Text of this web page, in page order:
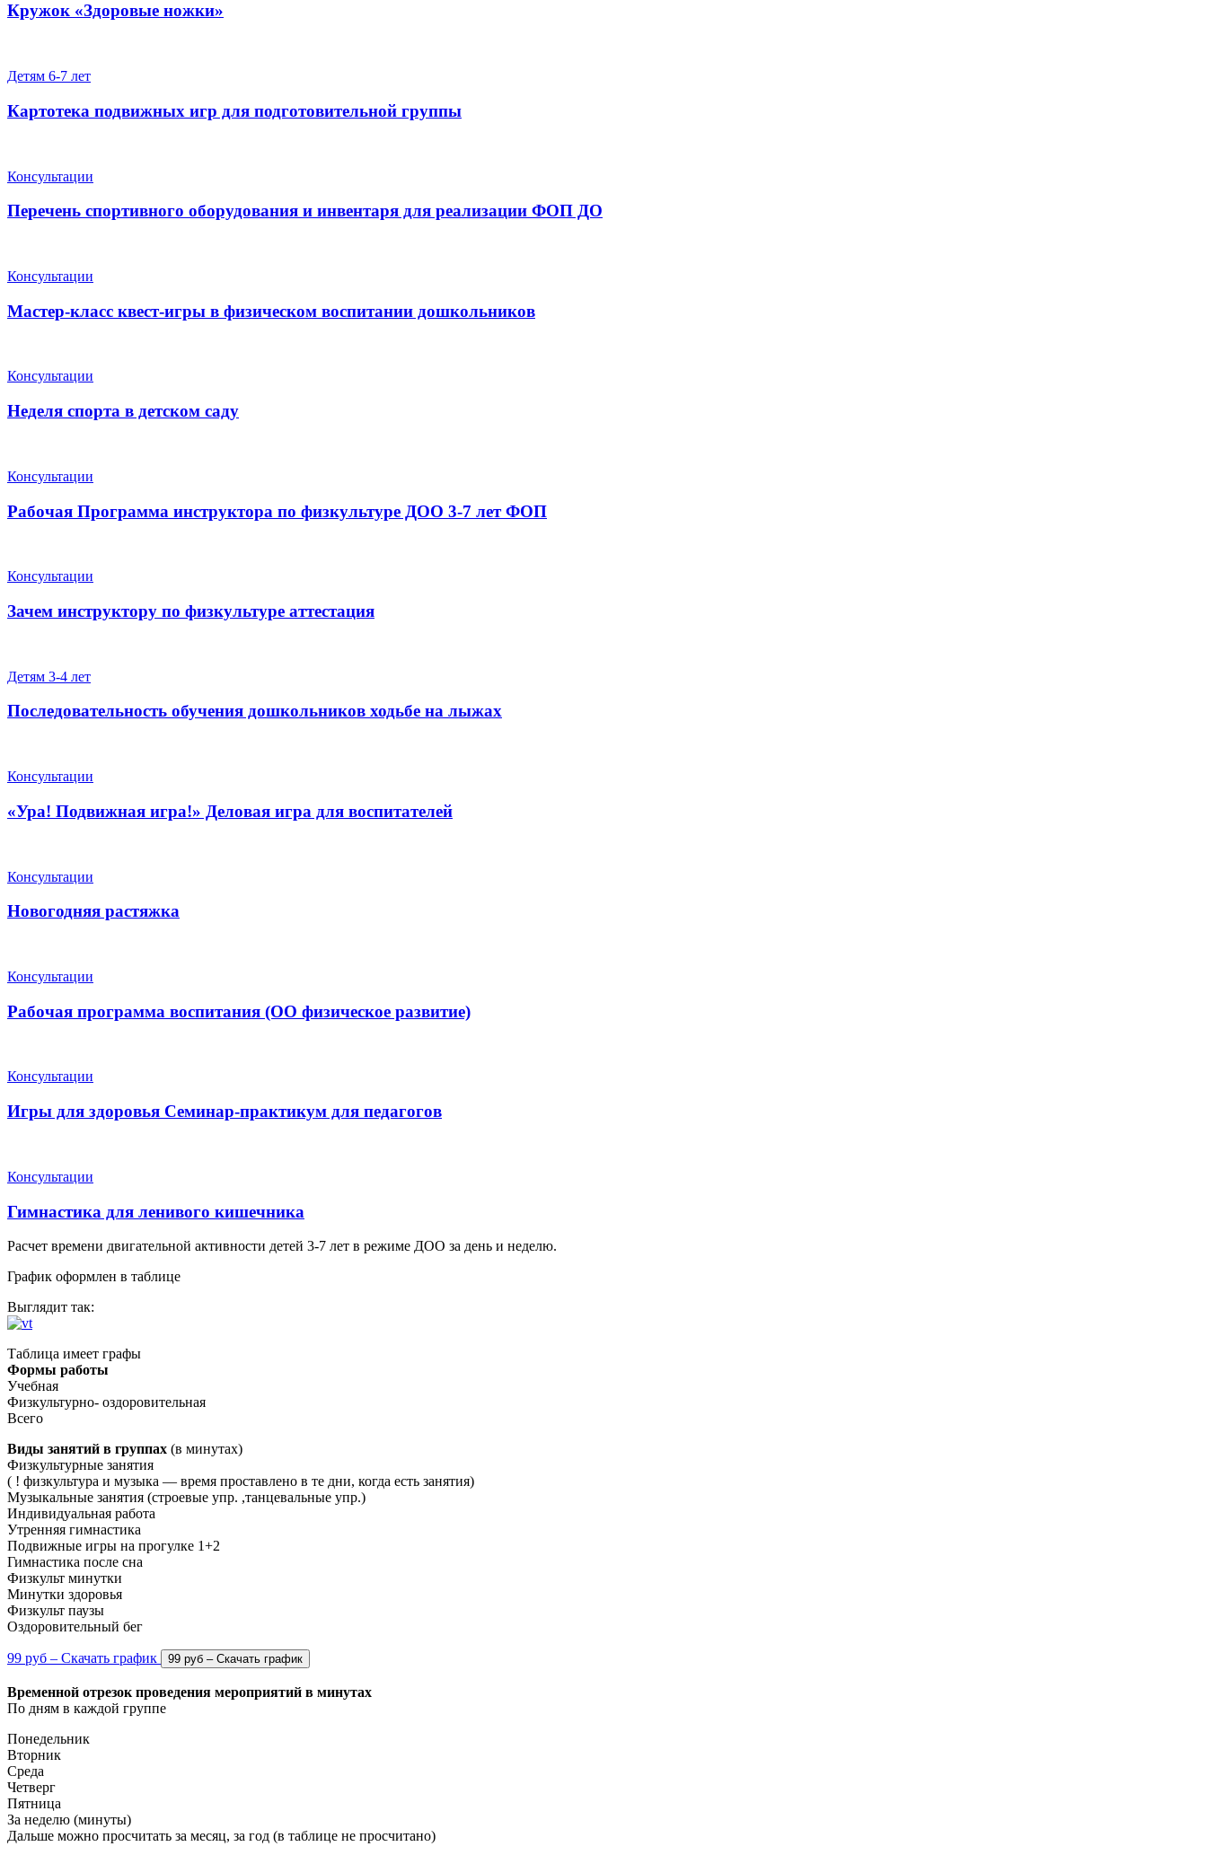
Кружок «Здоровые ножки»
Детям 6-7 лет
Картотека подвижных игр для подготовительной группы
Консультации
Перечень спортивного оборудования и инвентаря для реализации ФОП ДО
Консультации
Мастер-класс квест-игры в физическом воспитании дошкольников
Консультации
Неделя спорта в детском саду
Консультации
Рабочая Программа инструктора по физкультуре ДОО 3-7 лет ФОП
Консультации
Зачем инструктору по физкультуре аттестация
Детям 3-4 лет
Последовательность обучения дошкольников ходьбе на лыжах
Консультации
«Ура! Подвижная игра!» Деловая игра для воспитателей
Консультации
Новогодняя растяжка
Консультации
Рабочая программа воспитания (ОО физическое развитие)
Консультации
Игры для здоровья Семинар-практикум для педагогов
Консультации
Гимнастика для ленивого кишечника
Расчет времени двигательной активности детей 3-7 лет в режиме ДОО за день и неделю.
График оформлен в таблице
Выглядит так:
Таблица имеет графы
Формы работы
Учебная
Физкультурно- оздоровительная
Всего
Виды занятий в группах (в минутах)
Физкультурные занятия
( ! физкультура и музыка — время проставлено в те дни, когда есть занятия)
Музыкальные занятия (строевые упр. ,танцевальные упр.)
Индивидуальная работа
Утренняя гимнастика
Подвижные игры на прогулке 1+2
Гимнастика после сна
Физкульт минутки
Минутки здоровья
Физкульт паузы
Оздоровительный бег
99 руб – Скачать график
Временной отрезок проведения мероприятий в минутах
По дням в каждой группе
Понедельник
Вторник
Среда
Четверг
Пятница
За неделю (минуты)
Дальше можно просчитать за месяц, за год (в таблице не просчитано)